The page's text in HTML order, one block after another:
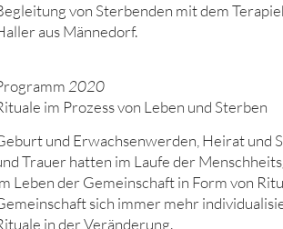
von Sterbenden mit dem
aus Männedorf.
2020
im Prozess von Leben und Sterben
und Erwachsenwerden, Heirat und
Trauer hatten im Laufe der
Leben der Gemeinschaft in Form von
sich immer mehr
in der Veränderung.